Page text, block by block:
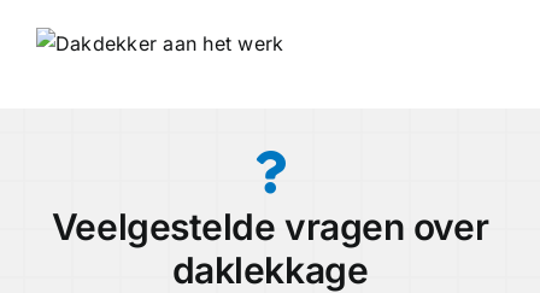
Veelgestelde vragen over
daklekkage